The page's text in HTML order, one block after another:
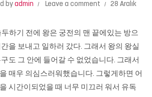
by admin Leave a comment
28 Aralık
하기 전에 왕은 궁전의 맨 끝에있는 방으
을 보내고 일하러 갔다. 그래서 왕의 왕실
도 그 안에 들어갈 수 없었습니다. 그래서
매우 의심스러워했습니다. 그렇게하면 어
시간이되었을 때 너무 미끄러 워서 유독